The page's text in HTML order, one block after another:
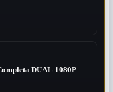
DUAL 1080P